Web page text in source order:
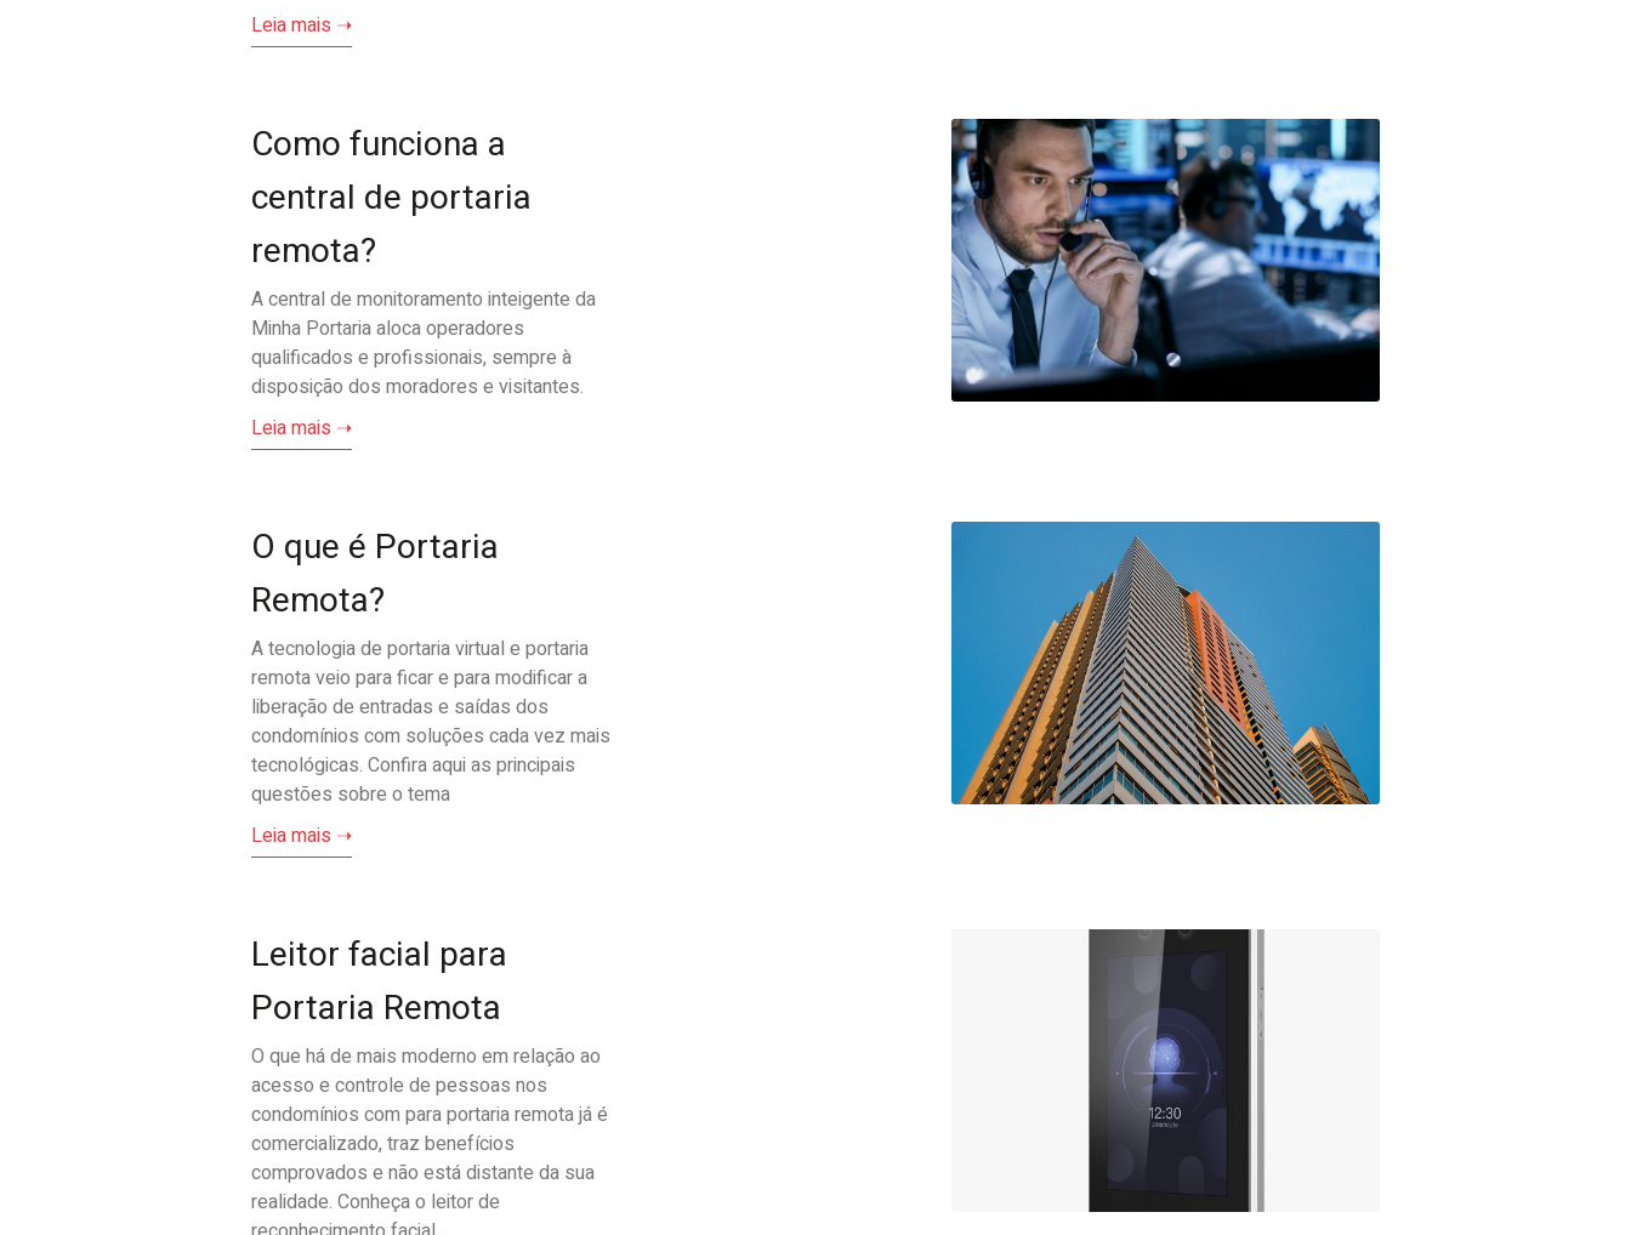
Leia mais ➝
Como funciona a
central de portaria
remota?
A central de monitoramento inteigente da
Minha Portaria aloca operadores
qualificados e profissionais, sempre à
disposição dos moradores e visitantes.
Leia mais ➝
O que é Portaria
Remota?
A tecnologia de portaria virtual e portaria
remota veio para ficar e para modificar a
liberação de entradas e saídas dos
condomínios com soluções cada vez mais
tecnológicas. Confira aqui as principais
questões sobre o tema
Leia mais ➝
Leitor facial para
Portaria Remota
O que há de mais moderno em relação ao
acesso e controle de pessoas nos
condomínios com para portaria remota já é
comercializado, traz benefícios
comprovados e não está distante da sua
realidade. Conheça o leitor de